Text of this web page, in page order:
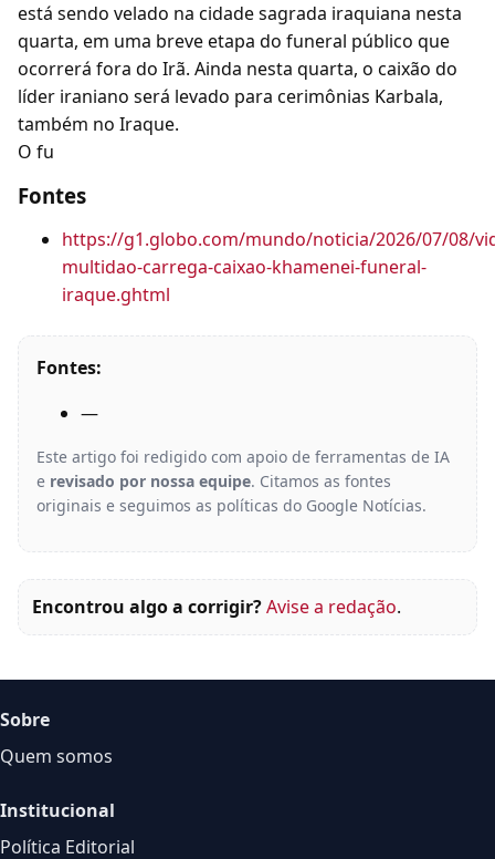
está sendo velado na cidade sagrada iraquiana nesta
quarta, em uma breve etapa do funeral público que
ocorrerá fora do Irã. Ainda nesta quarta, o caixão do
líder iraniano será levado para cerimônias Karbala,
também no Iraque.
O fu
Fontes
https://g1.globo.com/mundo/noticia/2026/07/08/
multidao-carrega-caixao-khamenei-funeral-
iraque.ghtml
Fontes:
—
Este artigo foi redigido com apoio de ferramentas de IA
e revisado por nossa equipe. Citamos as fontes
originais e seguimos as políticas do Google Notícias.
Encontrou algo a corrigir?Avise a redação.
Sobre
Quem somos
Institucional
Política Editorial